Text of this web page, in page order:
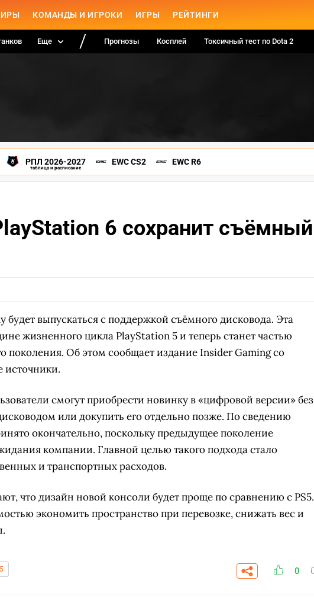
КОМАНДЫ И ИГРОКИ ИГРЫ РЕЙТИНГИ
Еще Прогнозы Косплей Токсичный тест по Dota 2
РПЛ 2026-2027
таблица и расписание
EWC CS2 EWC R6
6 сохранит съёмный
выпускаться с поддержкой съёмного дисковода. Эта
жизненного цикла PlayStation 5 и теперь станет частью
поколения. Об этом сообщает издание Insider Gaming со
источники.
смогут приобрести новинку в «цифровой версии» без
или докупить его отдельно позже. По сведению
окончательно, поскольку предыдущее поколение
компании. Главной целью такого подхода стало
и транспортных расходов.
что дизайн новой консоли будет проще по сравнению с PS5.
экономить пространство при перевозке, снижать вес и
0